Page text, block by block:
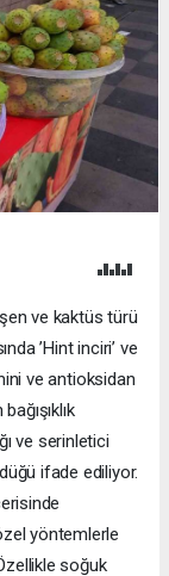
ve kaktüs türü
’Hint inciri’ ve
ve antioksidan
ve serinletici
ifade ediliyor.
yöntemlerle
soğuk